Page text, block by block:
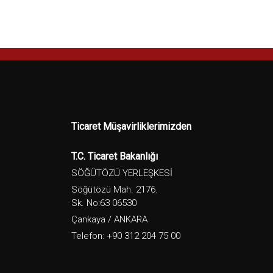
Ticaret Müşavirliklerimizden
T.C. Ticaret Bakanlığı
SÖĞÜTÖZÜ YERLEŞKESİ
Söğütözü Mah. 2176.
Sk. No:63 06530
Çankaya / ANKARA
Telefon: +90 312 204 75 00